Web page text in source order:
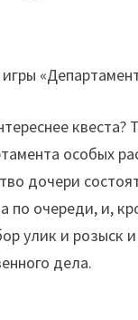
квеста?
особых
дочери
по очереди, и,
улик и
дела.